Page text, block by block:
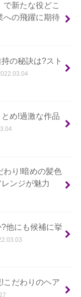
新たな役どこ
への飛躍に期待
の秘訣は?スト
め!過激な作品
わり!暗めの髪色
ンジが魅力
他にも候補に挙
こだわりのヘア